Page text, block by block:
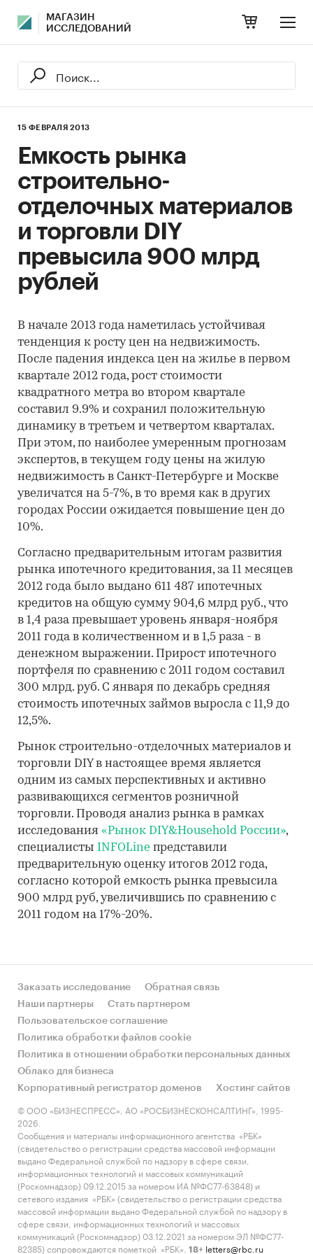
МАГАЗИН
ИССЛЕДОВАНИЙ
15 ФЕВРАЛЯ 2013
Емкость рынка
строительно-
отделочных материалов
и торговли DIY
превысила 900 млрд
рублей
В начале 2013 года наметилась устойчивая
тенденция к росту цен на недвижимость.
После падения индекса цен на жилье в первом
квартале 2012 года, рост стоимости
квадратного метра во втором квартале
составил 9.9% и сохранил положительную
динамику в третьем и четвертом кварталах.
При этом, по наиболее умеренным прогнозам
экспертов, в текущем году цены на жилую
недвижимость в Санкт-Петербурге и Москве
увеличатся на 5-7%, в то время как в других
городах России ожидается повышение цен до
10%.
Согласно предварительным итогам развития
рынка ипотечного кредитования, за 11 месяцев
2012 года было выдано 611 487 ипотечных
кредитов на общую сумму 904,6 млрд руб., что
в 1,4 раза превышает уровень января-ноября
2011 года в количественном и в 1,5 раза - в
денежном выражении. Прирост ипотечного
портфеля по сравнению с 2011 годом составил
300 млрд. руб. С января по декабрь средняя
стоимость ипотечных займов выросла с 11,9 до
12,5%.
Рынок строительно-отделочных материалов и
торговли DIY в настоящее время является
одним из самых перспективных и активно
развивающихся сегментов розничной
торговли. Проводя анализ рынка в рамках
исследования «Рынок DIY&Household России»,
специалисты INFOLine представили
предварительную оценку итогов 2012 года,
согласно которой емкость рынка превысила
900 млрд руб, увеличившись по сравнению с
2011 годом на 17%-20%.
Заказать исследование
Обратная связь
Наши партнеры
Стать партнером
Пользовательское соглашение
Политика обработки файлов cookie
Политика в отношении обработки персональных данных
Облако для бизнеса
Корпоративный регистратор доменов
Хостинг сайтов
© ООО «БИЗНЕСПРЕСС», АО «РОСБИЗНЕСКОНСАЛТИНГ», 1995-
2026.
Сообщения и материалы информационного агентства «РБК»
(свидетельство о регистрации средства массовой информации
выдано Федеральной службой по надзору в сфере связи,
информационных технологий и массовых коммуникаций
(Роскомнадзор) 09.12.2015 за номером ИА №ФС77-63848) и
сетевого издания «РБК» (свидетельство о регистрации средства
массовой информации выдано Федеральной службой по надзору в
сфере связи, информационных технологий и массовых
коммуникаций (Роскомнадзор) 03.12.2021 за номером ЭЛ №ФС77-
82385) сопровождаются пометкой «РБК».
18+ letters@rbc.ru